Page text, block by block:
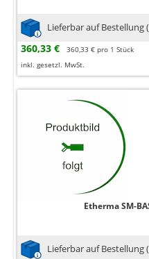
Lieferbar auf Bestellung
360,33 €
360,33 € pro 1 Stück
inkl. gesetzl. MwSt.
Etherma SM-
Lieferbar auf Bestellung